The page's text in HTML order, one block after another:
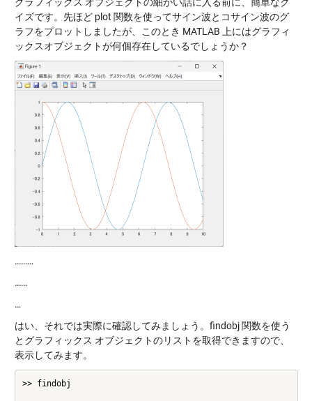
イズです。先ほど plot 関数を使ってサイン波とコサイン波のグ
ラフをプロットしましたが、このとき MATLAB 上にはグラフィ
ックスオブジェクトが何個存在しているでしょうか？
………
……
…
はい、それでは実際に確認してみましょう。findobj 関数を使う
とグラフィックス オブジェクトのリストを取得できますので、
表示してみます。
>> findobj